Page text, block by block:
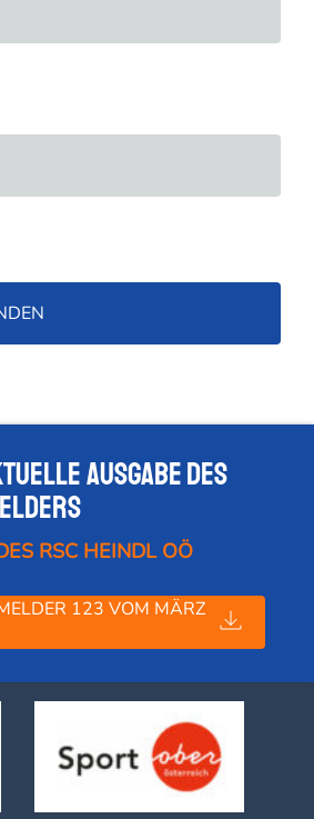
Ausgabe des
RSC HEINDL OÖ
123 VOM MÄRZ